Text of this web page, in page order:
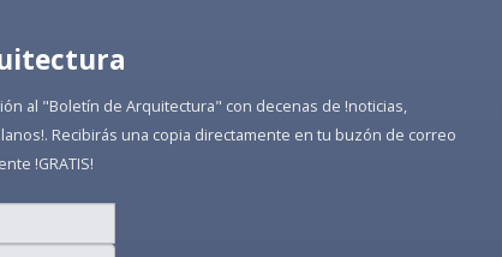
al "Boletín de Arquitectura" con decenas de !noticias,
Recibirás una copia directamente en tu buzón de correo
!GRATIS!